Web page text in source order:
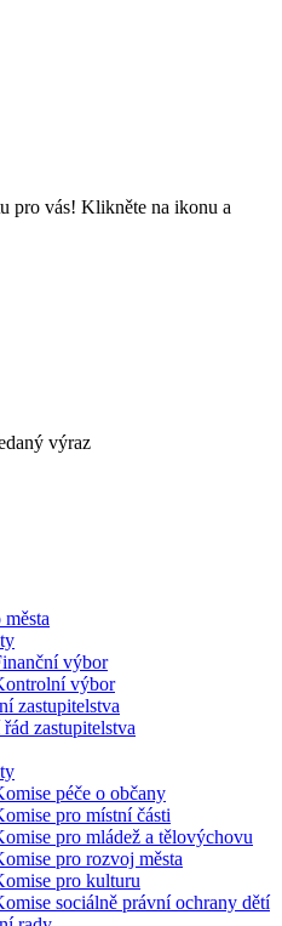
pro vás! Klikněte na ikonu a
výraz
výbor
výbor
zastupitelstva
řád zastupitelstva
péče o občany
pro místní části
pro mládež a tělovýchovu
pro rozvoj města
pro kulturu
sociálně právní ochrany dětí